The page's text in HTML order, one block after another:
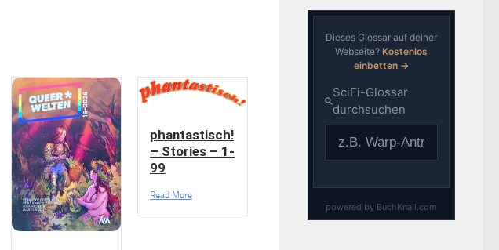
phantastisch!
– Stories – 1-
99
Read More